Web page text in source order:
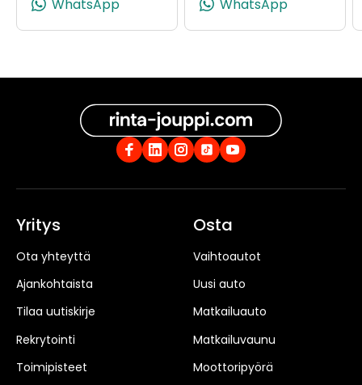
WhatsApp WhatsApp
Yritys
Ota yhteyttä
Ajankohtaista
Tilaa uutiskirje
Rekrytointi
Toimipisteet
Osta
Vaihtoautot
Uusi auto
Matkailuauto
Matkailuvaunu
Moottoripyörä